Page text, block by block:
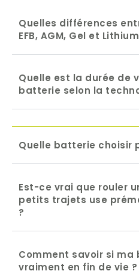
Quelles différences
EFB, AGM, Gel et
Quelle est la durée de
batterie selon la
Quelle batterie choisir
Est-ce vrai que rouler
petits trajets use
?
Comment savoir si ma
vraiment en fin de vie ?